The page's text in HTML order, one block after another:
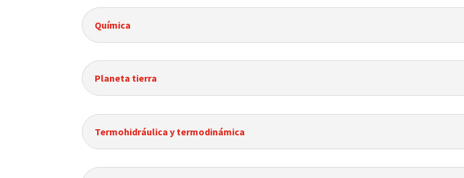
Química
Planeta tierra
Termohidráulica y termodinámica